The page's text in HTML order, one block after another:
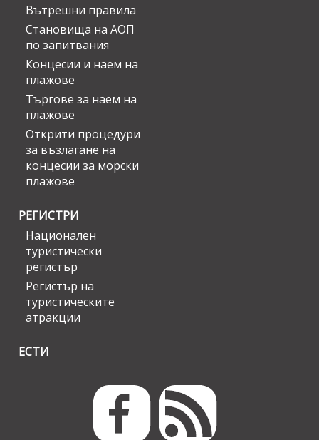
Вътрешни правила
Становища на АОП
по запитвания
Концесии и наем на
плажове
Търгове за наем на
плажове
Открити процедури
за възлагане на
концесии за морски
плажове
РЕГИСТРИ
Национален
туристически
регистър
Регистър на
туристическите
атракции
ЕСТИ